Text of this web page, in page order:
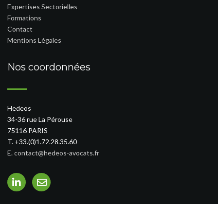
Expertises Sectorielles
Formations
Contact
Mentions Légales
Nos coordonnées
Hedeos
34-36 rue La Pérouse
75116 PARIS
T. +33.(0)1.72.28.35.60
E.contact@hedeos-avocats.fr